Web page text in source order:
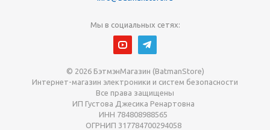
Мы в социальных сетях:
© 2026 БэтмэнМагазин (BatmanStore)
Интернет-магазин электроники и систем безопасности
Все права защищены
ИП Густова Джесика Ренартовна
ИНН 784808988565
ОГРНИП 317784700294058